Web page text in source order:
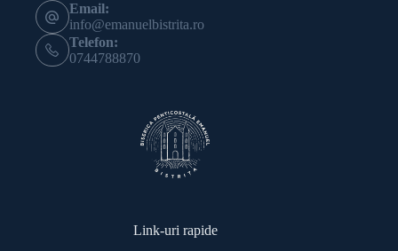
Email:
info@emanuelbistrita.ro
Telefon:
0744788870
Link-uri rapide